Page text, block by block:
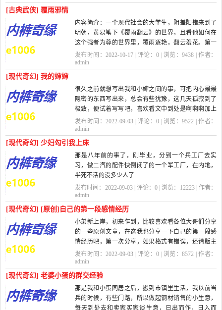
[古典武侠] 覆雨邪情
内容简介：一个现代社会的大学生，阴差阳错来到了
明朝，黄易笔下《覆雨翻云》的世界，且看他如何在
这个强者为尊的世界里，覆雨逐艳，翻云羞花。第一
卷 回到明朝第001章 覆雨翻云 夜...
发布时间：2022-10-17 | 评论：0 | 浏览：9438 | 作者：
admin
[现代奇幻] 我的婶婶
很久之前就想写出我和小婶之间的事，可把内心最最
隐密的东西写出来，总会有些犹豫，这几天孤寂到了
极致，便试着写写吧，喜欢看文中到处是啊啊啊加上
无数省略号的就不要读我写的东西了...
发布时间：2022-09-03 | 评论：0 | 浏览：9522 | 作者：
admin
[现代奇幻] 少妇勾引我上床
那是八年前的事了，刚毕业，分到一个兵工厂去实
习，做二汽的配件快倒闭了的一个军工厂，在内地，
半死不活的没多少人了
刚去那会儿，厂里住房有点紧，安排我们在厂子
周围的村子的住...
发布时间：2022-09-03 | 评论：0 | 浏览： 12223| 作者：
admin
[现代奇幻] [原创]自己的第一段感情经历
小弟新上岸，初来乍到，比较喜欢看各位大哥们分享
的一些原创文章，在这我也分享一下自己的第一段感
情经历吧，第一次分享，如果格式有错误，还请版主
提醒。
我是在一个小县城里长大，在上...
发布时间：2022-09-03 | 评论：0 | 浏览：8572 | 作者：
admin
[现代奇幻] 老婆小蛋的群交经验
那是我和小蛋同居之后，搬到市镇里生活，我以前当
兵的时候，有些门路，所以做起钢材销售的小生意，
每天到处去和卖家买家谈生意，日出而作，日入而